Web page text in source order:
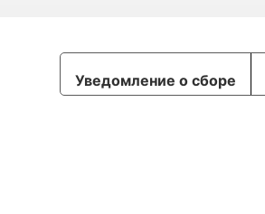
Уведомление о сборе